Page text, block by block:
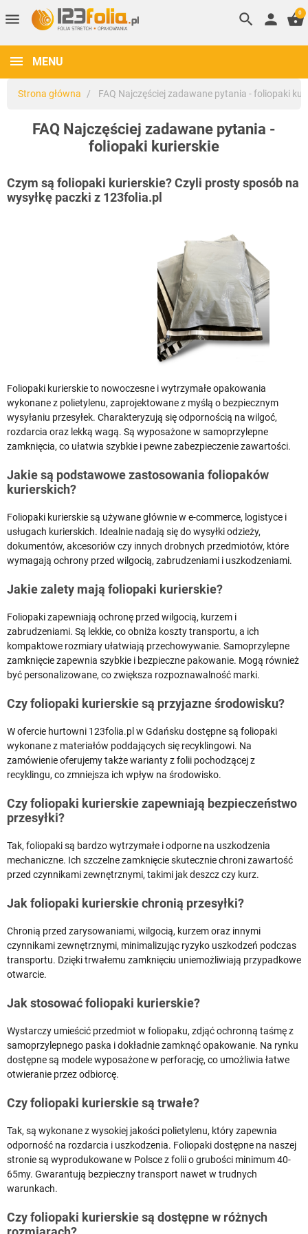
menu search person shopping_basket
0
MENU
Strona główna FAQ Najczęściej zadawane pytania - foliopaki
FAQ Najczęściej zadawane pytania -
foliopaki kurierskie
Czym są foliopaki kurierskie? Czyli prosty sposób na
wysyłkę paczki z 123folia.pl
Foliopaki kurierskie to nowoczesne i wytrzymałe opakowania
wykonane z polietylenu, zaprojektowane z myślą o bezpiecznym
wysyłaniu przesyłek. Charakteryzują się odpornością na wilgoć,
rozdarcia oraz lekką wagą. Są wyposażone w samoprzylepne
zamknięcia, co ułatwia szybkie i pewne zabezpieczenie zawartości.
Jakie są podstawowe zastosowania foliopaków
kurierskich?
Foliopaki kurierskie są używane głównie w e-commerce, logistyce i
usługach kurierskich. Idealnie nadają się do wysyłki odzieży,
dokumentów, akcesoriów czy innych drobnych przedmiotów, które
wymagają ochrony przed wilgocią, zabrudzeniami i uszkodzeniami.
Jakie zalety mają foliopaki kurierskie?
Foliopaki zapewniają ochronę przed wilgocią, kurzem i
zabrudzeniami. Są lekkie, co obniża koszty transportu, a ich
kompaktowe rozmiary ułatwiają przechowywanie. Samoprzylepne
zamknięcie zapewnia szybkie i bezpieczne pakowanie. Mogą również
być personalizowane, co zwiększa rozpoznawalność marki.
Czy foliopaki kurierskie są przyjazne środowisku?
W ofercie hurtowni 123folia.pl w Gdańsku dostępne są foliopaki
wykonane z materiałów poddających się recyklingowi. Na
zamówienie oferujemy także warianty z folii pochodzącej z
recyklingu, co zmniejsza ich wpływ na środowisko.
Czy foliopaki kurierskie zapewniają bezpieczeństwo
przesyłki?
Tak, foliopaki są bardzo wytrzymałe i odporne na uszkodzenia
mechaniczne. Ich szczelne zamknięcie skutecznie chroni zawartość
przed czynnikami zewnętrznymi, takimi jak deszcz czy kurz.
Jak foliopaki kurierskie chronią przesyłki?
Chronią przed zarysowaniami, wilgocią, kurzem oraz innymi
czynnikami zewnętrznymi, minimalizując ryzyko uszkodzeń podczas
transportu. Dzięki trwałemu zamknięciu uniemożliwiają przypadkowe
otwarcie.
Jak stosować foliopaki kurierskie?
Wystarczy umieścić przedmiot w foliopaku, zdjąć ochronną taśmę z
samoprzylepnego paska i dokładnie zamknąć opakowanie. Na rynku
dostępne są modele wyposażone w perforację, co umożliwia łatwe
otwieranie przez odbiorcę.
Czy foliopaki kurierskie są trwałe?
Tak, są wykonane z wysokiej jakości polietylenu, który zapewnia
odporność na rozdarcia i uszkodzenia. Foliopaki dostępne na naszej
stronie są wyprodukowane w Polsce z folii o grubości minimum 40-
65my. Gwarantują bezpieczny transport nawet w trudnych
warunkach.
Czy foliopaki kurierskie są dostępne w różnych